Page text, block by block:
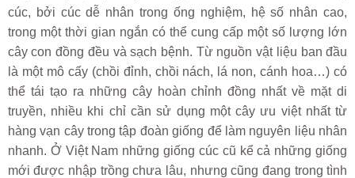
cúc, bởi cúc dễ nhân trong ống nghiệm, hệ số nhân cao,
trong một thời gian ngắn có thể cung cấp một số lượng lớn
cây con đồng đều và sạch bệnh. Từ nguồn vật liệu ban đầu
là một mô cấy (chồi đỉnh, chồi nách, lá non, cánh hoa…) có
thể tái tạo ra những cây hoàn chỉnh đồng nhất về mặt di
truyền, nhiều khi chỉ cần sử dụng một cây ưu việt nhất từ
hàng vạn cây trong tập đoàn giống để làm nguyên liệu nhân
nhanh. Ở Việt Nam những giống cúc cũ kể cả những giống
mới được nhập trồng chưa lâu, nhưng cũng đang trong tình